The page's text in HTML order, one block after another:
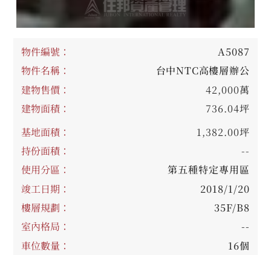
物件編號：
A5087
物件名稱：
台中NTC高樓層辦公
建物售價：
42,000萬
建物面積：
736.04坪
基地面積：
1,382.00坪
持份面積：
--
使用分區：
第五種特定專用區
竣工日期：
2018/1/20
樓層規劃：
35F/B8
室內格局：
--
車位數量：
16個